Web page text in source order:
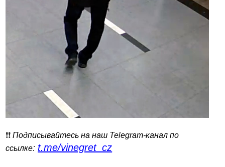
❗️❗️Подписывайтесь на наш Telegram-канал по
ссылке: t.me/vinegret_cz